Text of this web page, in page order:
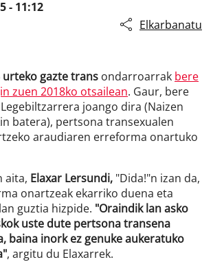
- 11:12
Elkarbanatu
urteko gazte trans ondarroarrak bere
zuen 2018ko otsailean. Gaur, bere
joango dira (Naizen
batera), pertsona transexualen
araudiaren erreforma onartuko
aita, Elaxar Lersundi, "Dida!"n izan da,
onartzeak ekarriko duena eta
guztia hizpide. "Oraindik lan asko
uste dute pertsona transena
baina inork ez genuke aukeratuko
, argitu du Elaxarrek.